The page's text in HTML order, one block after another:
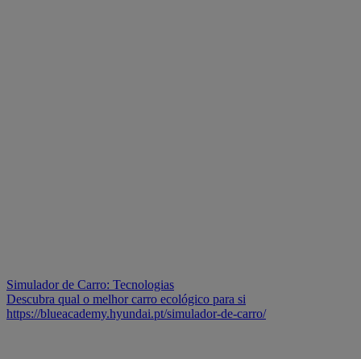
Simulador de Carro: Tecnologias
Descubra qual o melhor carro ecológico para si
https://blueacademy.hyundai.pt/simulador-de-carro/